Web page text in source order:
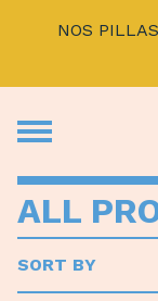
NOS
ALL
SORT BY